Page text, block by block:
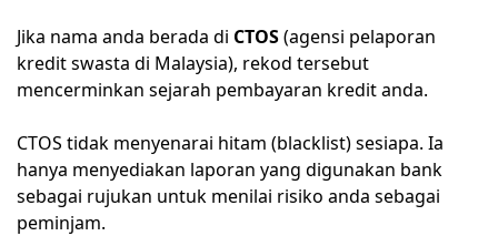
Jika nama anda berada di CTOS(agensi pelaporan
kredit swasta di Malaysia), rekod tersebut
mencerminkan sejarah pembayaran kredit anda.
CTOS tidak menyenarai hitam (blacklist) sesiapa. Ia
hanya menyediakan laporan yang digunakan bank
sebagai rujukan untuk menilai risiko anda sebagai
peminjam.